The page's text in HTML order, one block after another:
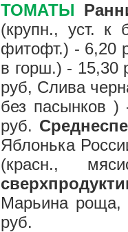
ТОМАТЫ
(крупн., уст. к
фитофт.) - 6,20
в горш.) - 15,30
руб, Слива
без пасынков )
руб.
Яблонька
(красн.,
Марьина роща,
руб.